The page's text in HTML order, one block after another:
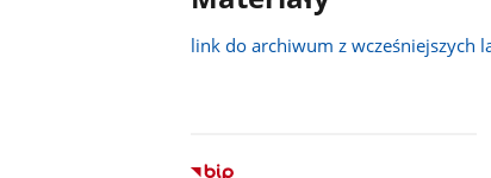
link do archiwum z wcześniejszych